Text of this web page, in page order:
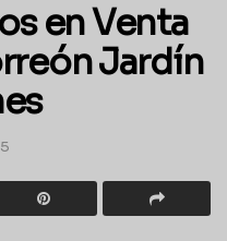
en Venta
Jardín